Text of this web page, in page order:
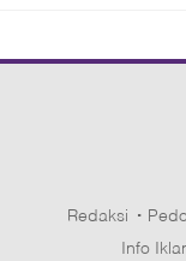
Redaksi
Info